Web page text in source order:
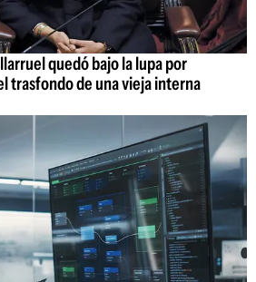
quedó bajo la lupa por
trasfondo de una vieja interna